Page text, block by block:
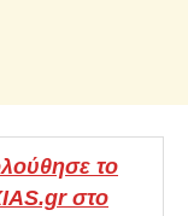
το
στο